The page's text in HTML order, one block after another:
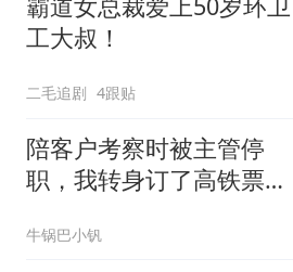
霸道女总裁爱上50岁环卫
工大叔！
二毛追剧 4跟贴
陪客户考察时被主管停
职，我转身订了高铁票。
亿合同没你根本签不了
牛锅巴小钒